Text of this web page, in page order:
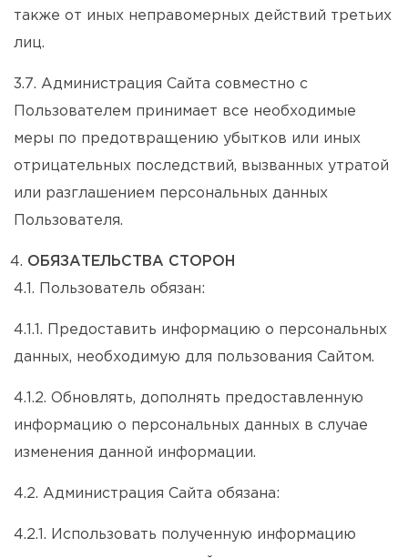
также от иных неправомерных действий третьих
лиц.
3.7. Администрация Сайта совместно с
Пользователем принимает все необходимые
меры по предотвращению убытков или иных
отрицательных последствий, вызванных утратой
или разглашением персональных данных
Пользователя.
ОБЯЗАТЕЛЬСТВА СТОРОН
4.1. Пользователь обязан:
4.1.1. Предоставить информацию о персональных
данных, необходимую для пользования Сайтом.
4.1.2. Обновлять, дополнять предоставленную
информацию о персональных данных в случае
изменения данной информации.
4.2. Администрация Сайта обязана:
4.2.1. Использовать полученную информацию